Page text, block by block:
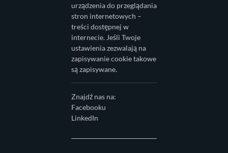
urządzenia do przeglądania
stron internetowych –
treści dostępnej w
internecie. Jeśli Twoje
ustawienia zezwalają na
zapisywanie cookie takowe
są zapisywane.
Znajdź nas na:
Facebooku
LinkedIn